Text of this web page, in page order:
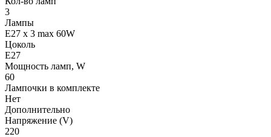
3
Лампы
E27 x 3 max 60W
Цоколь
E27
Мощность ламп, W
60
Лампочки в комплекте
Нет
Дополнительно
Напряжение (V)
220